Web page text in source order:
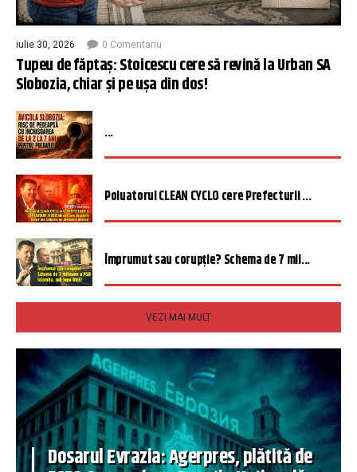
iulie 30, 2026 0 Comentariu
Tupeu de făptaș: Stoicescu cere să revină la Urban SA
Slobozia, chiar și pe ușa din dos!
...
Poluatorul CLEAN CYCLO cere Prefecturii ...
Împrumut sau corupție? Schema de 7 mil...
VEZI MAI MULT
Dosarul Evrazia: Agerpres, plătită de